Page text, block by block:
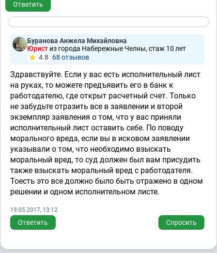
Ответить
Буранова Анжела Михайловна
Юрист из города Набережные Челны, стаж 10 лет
4.8
68 отзывов
Здравствуйте. Если у вас есть исполнительный лист
на руках, то можете предъявить его в банк к
работодателю, где открыт расчетный счет. Только
не забудьте отразить все в заявлении и второй
экземпляр заявления о том, что у вас приняли
исполнительный лист оставить себе. По поводу
морального вреда, если вы в исковом заявлении
указывали о том, что необходимо взыскать
моральный вред, то суд должен был вам присудить
также взыскать моральный вред с работодателя.
Тоесть это все должно было быть отражено в одном
решении и одном исполнительном листе.
19.05.2017, 13:12
Ответить Спросить